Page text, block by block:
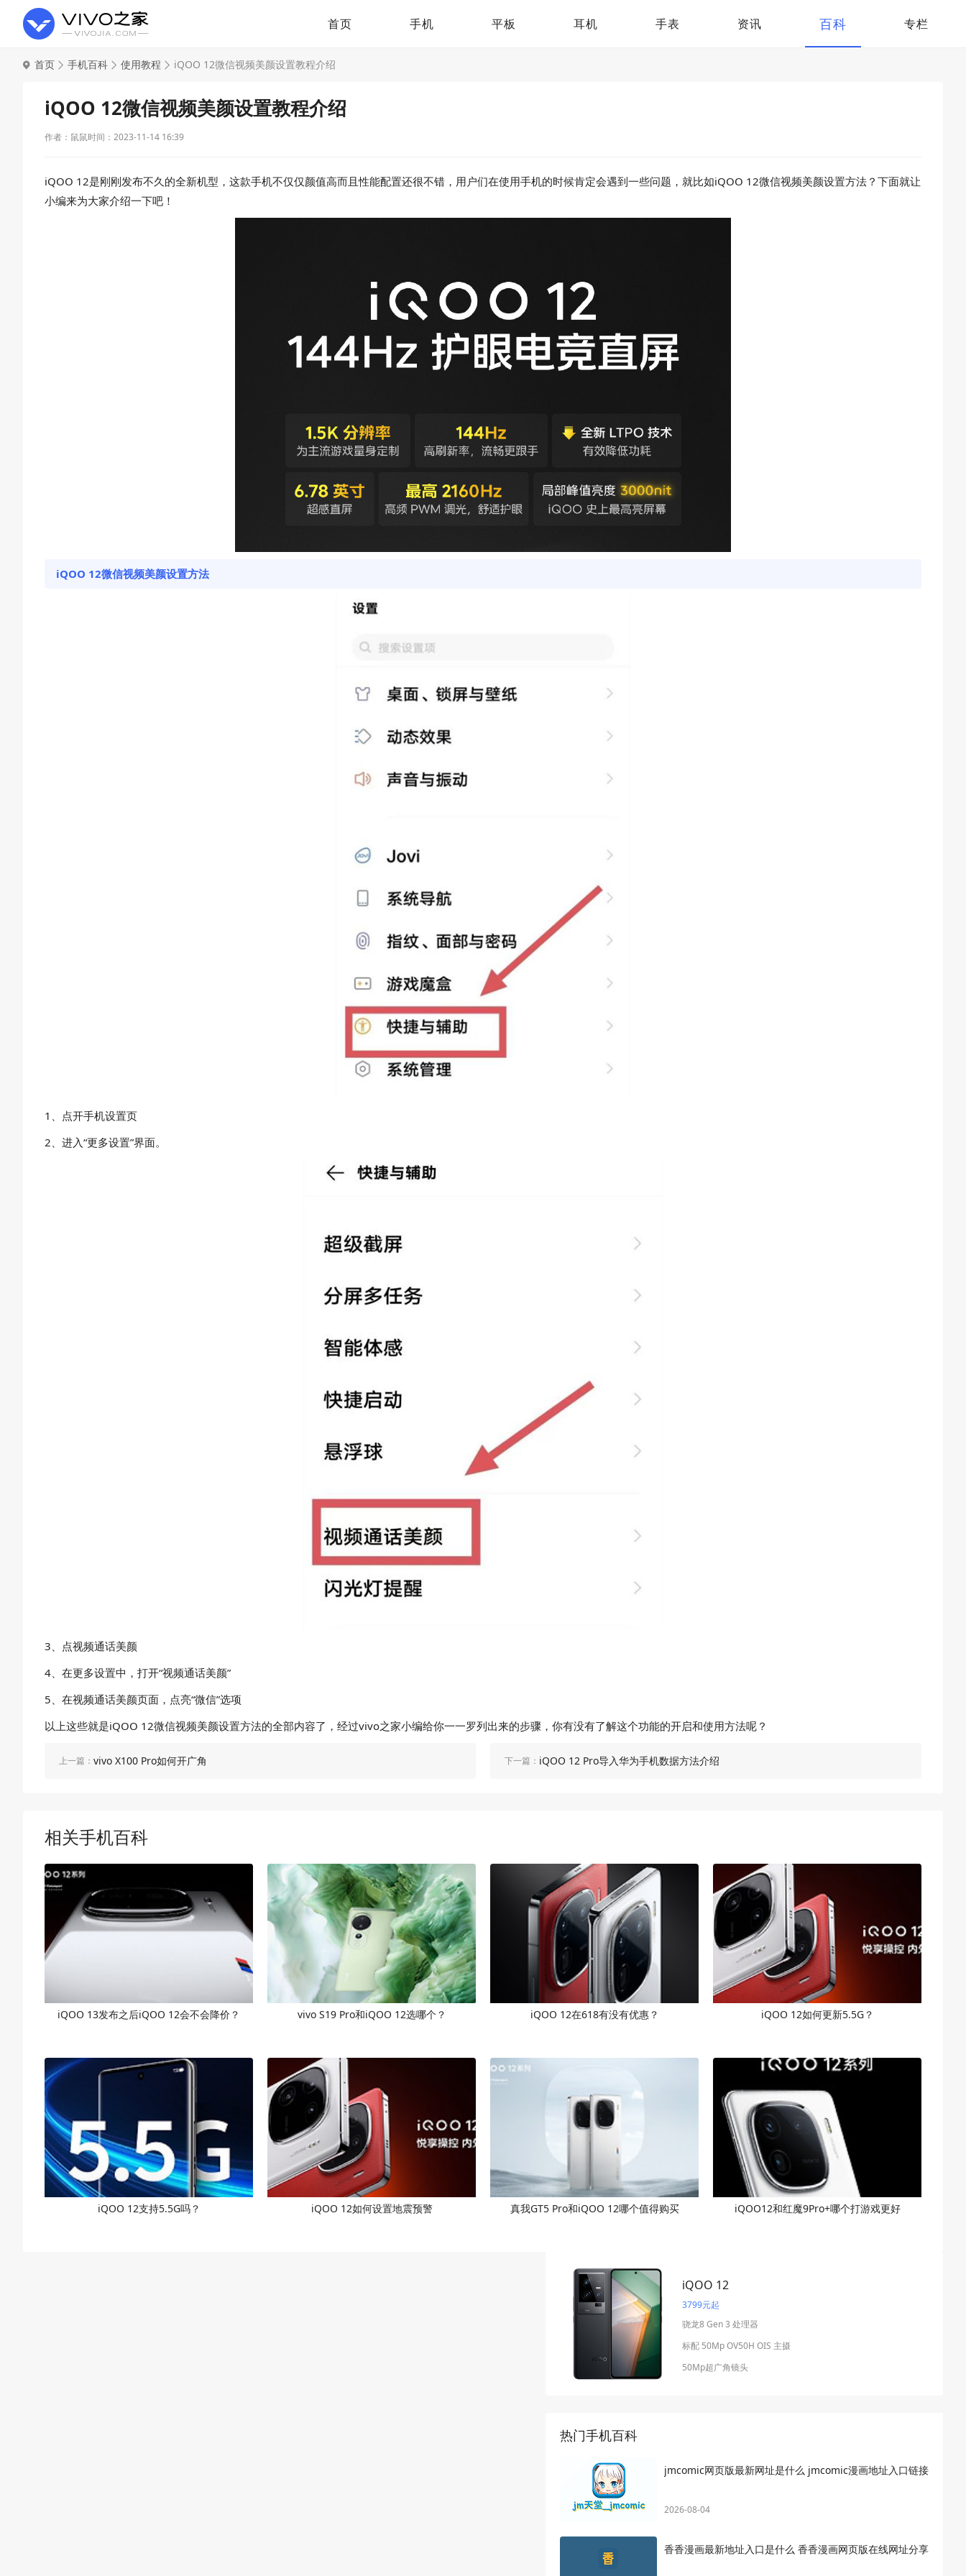
首页 手机 平板 耳机 手表 资讯 百科 专栏
首页 手机百科 使用教程 iQOO 12微信视频美颜设置教程介绍
iQOO 12微信视频美颜设置教程介绍
作者：鼠鼠时间：2023-11-14 16:39
iQOO 12是刚刚发布不久的全新机型，这款手机不仅仅颜值高而且性能配置还很不错，用户们在使用手机的时候肯定会遇到一些问题，就比如iQOO 12微信视频美颜设置方法？下面就让
小编来为大家介绍一下吧！
iQOO 12微信视频美颜设置方法
1、点开手机设置页
2、进入“更多设置”界面。
3、点视频通话美颜
4、在更多设置中，打开“视频通话美颜”
5、在视频通话美颜页面，点亮“微信”选项
以上这些就是iQOO 12微信视频美颜设置方法的全部内容了，经过vivo之家小编给你一一罗列出来的步骤，你有没有了解这个功能的开启和使用方法呢？
上一篇： vivo X100 Pro如何开广角 下一篇： iQOO 12 Pro导入华为手机数据方法介绍
相关手机百科
iQOO 13发布之后iQOO 12会不会降价？ vivo S19 Pro和iQOO 12选哪个？ iQOO 12在618有没有优惠？ iQOO 12如何更新5.5G？
iQOO 12支持5.5G吗？ iQOO 12如何设置地震预警 真我GT5 Pro和iQOO 12哪个值得购买 iQOO12和红魔9Pro+哪个打游戏更好
iQOO 12
3799元起
骁龙8 Gen 3 处理器
标配 50Mp OV50H OIS 主摄
50Mp超广角镜头
热门手机百科
jmcomic网页版最新网址是什么 jmcomic漫画地址入口链接
2026-08-04
香香漫画最新地址入口是什么 香香漫画网页版在线网址分享